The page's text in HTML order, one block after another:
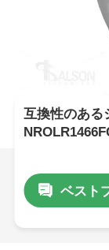
互換性のある
ベスト